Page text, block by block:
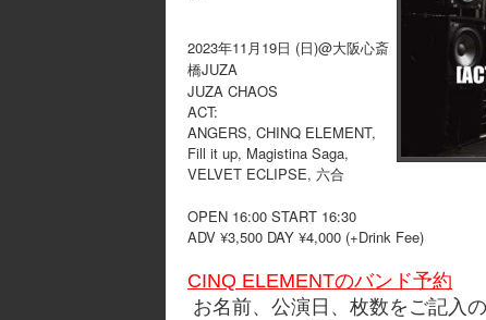
2023年11月19日 (日)@大阪心斎
橋JUZA
JUZA CHAOS
ACT:
ANGERS, CHINQ ELEMENT,
Fill it up, Magistina Saga,
VELVET ECLIPSE, 六合
OPEN 16:00 START 16:30
ADV ¥3,500 DAY ¥4,000 (+Drink Fee)
CINQ ELEMENTのバンド予約
お名前、公演日、枚数をご記入